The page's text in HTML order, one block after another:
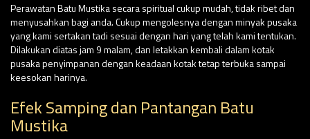
Perawatan Batu Mustika secara spiritual cukup mudah, tidak ribet dan
menyusahkan bagi anda. Cukup mengolesnya dengan minyak pusaka
yang kami sertakan tadi sesuai dengan hari yang telah kami tentukan.
Dilakukan diatas jam 9 malam, dan letakkan kembali dalam kotak
pusaka penyimpanan dengan keadaan kotak tetap terbuka sampai
keesokan harinya.
Efek Samping dan Pantangan Batu
Mustika